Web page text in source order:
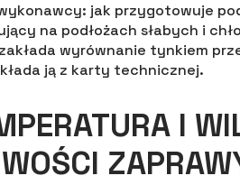
jak przygotowuje
na podłożach słabych i
wyrównanie tynkiem
ją z karty technicznej.
I